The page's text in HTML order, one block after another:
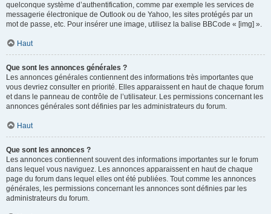
quelconque système d’authentification, comme par exemple les services de
messagerie électronique de Outlook ou de Yahoo, les sites protégés par un
mot de passe, etc. Pour insérer une image, utilisez la balise BBCode « [img] ».
Haut
Que sont les annonces générales ?
Les annonces générales contiennent des informations très importantes que
vous devriez consulter en priorité. Elles apparaissent en haut de chaque forum
et dans le panneau de contrôle de l’utilisateur. Les permissions concernant les
annonces générales sont définies par les administrateurs du forum.
Haut
Que sont les annonces ?
Les annonces contiennent souvent des informations importantes sur le forum
dans lequel vous naviguez. Les annonces apparaissent en haut de chaque
page du forum dans lequel elles ont été publiées. Tout comme les annonces
générales, les permissions concernant les annonces sont définies par les
administrateurs du forum.